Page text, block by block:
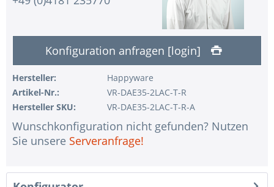
1 Stk.
ohne zusätzliche Managementlizenz
ohne Konfiguration IPMI Interface
1 Stk.
ohne RAID-Konfiguration
1 Stk.
ohne Vorinstallation des Betriebssystems
1 Stk.
Hinweise + Kommentare für die Montage
1 Stk.
Assemblierung und Test des Systems
Konfiguration anfragen [login]
Hersteller:
Happyware
Artikel-Nr.:
VR-DAE35-2LAC-T-R
Hersteller SKU:
VR-DAE35-2LAC-T-R-A
Wunschkonfiguration nicht gefunden? Nutzen
Sie unsere Serveranfrage!